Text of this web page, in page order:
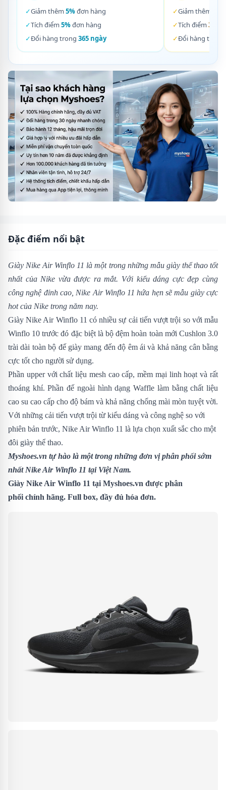
✓Giảm thêm 5%đơn hàng
✓Tích điểm 5%đơn hàng
✓Đổi hàng trong 365 ngày
✓Giảm thêm
✓Tích điểm 3%
✓Đổi hàng trong
Đặc điểm nổi bật
Giày Nike Air Winflo 11 là một trong những mẫu giày thể thao tốt
nhất của Nike vừa được ra mắt. Với kiểu dáng cực đẹp cùng
công nghệ đỉnh cao, Nike Air Winflo 11 hứa hẹn sẽ mẫu giày cực
hot của Nike trong năm nay.
Giày Nike Air Winflo 11 có nhiều sự cải tiến vượt trội so với mẫu
Winflo 10 trước đó đặc biệt là bộ đệm hoàn toàn mới Cushlon 3.0
trài dài toàn bộ đế giày mang đến độ êm ái và khả năng cân bằng
cực tốt cho người sử dụng.
Phần upper với chất liệu mesh cao cấp, mềm mại linh hoạt và rất
thoáng khí. Phần đế ngoài hình dạng Waffle làm bằng chất liệu
cao su cao cấp cho độ bám và khả năng chống mài mòn tuyệt vời.
Với những cải tiến vượt trội từ kiểu dáng và công nghệ so với
phiên bản trước, Nike Air Winflo 11 là lựa chọn xuất sắc cho một
đôi giày thể thao.
Myshoes.vn tự hào là một trong những đơn vị phân phối sớm
nhất Nike Air Winflo 11 tại Việt Nam.
Giày Nike Air Winflo 11 tại Myshoes.vn được phân
phối chính hãng. Full box, đầy đủ hóa đơn.